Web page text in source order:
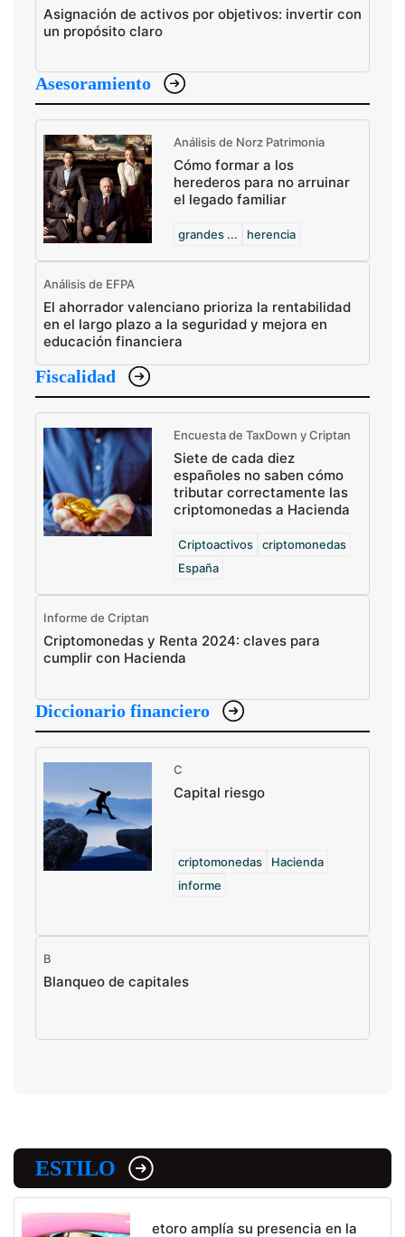
Asignación de activos por objetivos: invertir con
un propósito claro
Asesoramiento
Análisis de Norz Patrimonia
Cómo formar a los
herederos para no arruinar
el legado familiar
grandes ... herencia
Análisis de EFPA
El ahorrador valenciano prioriza la rentabilidad
en el largo plazo a la seguridad y mejora en
educación financiera
Fiscalidad
Encuesta de TaxDown y Criptan
Siete de cada diez
españoles no saben cómo
tributar correctamente las
criptomonedas a Hacienda
Criptoactivos
criptomonedas
España
Informe de Criptan
Criptomonedas y Renta 2024: claves para
cumplir con Hacienda
Diccionario financiero
C
Capital riesgo
criptomonedas
Hacienda
informe
B
Blanqueo de capitales
ESTILO
etoro amplía su presencia en la